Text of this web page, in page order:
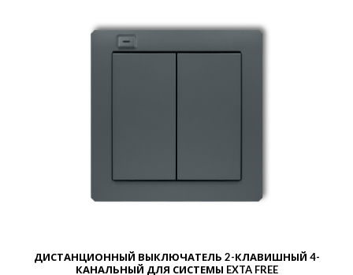
ДИСТАНЦИОННЫЙ ВЫКЛЮЧАТЕЛЬ 2-КЛАВИШНЫЙ 4-
КАНАЛЬНЫЙ ДЛЯ СИСТЕМЫ EXTA FREE